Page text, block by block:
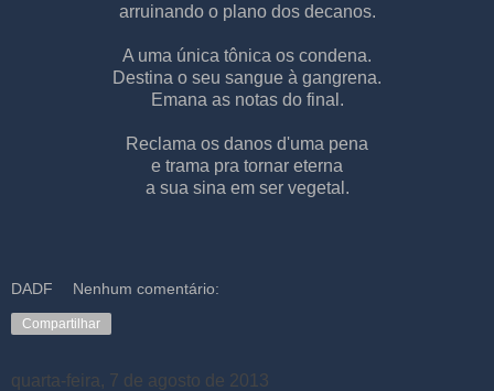
arruinando o plano dos decanos.
A uma única tônica os condena.
Destina o seu sangue à gangrena.
Emana as notas do final.
Reclama os danos d'uma pena
e trama pra tornar eterna
a sua sina em ser vegetal.
DADF Nenhum comentário:
Compartilhar
quarta-feira, 7 de agosto de 2013